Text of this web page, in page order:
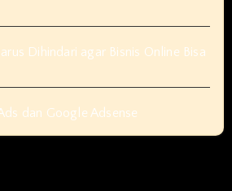
Dihindari agar Bisnis Online Bisa
dan Google Adsense